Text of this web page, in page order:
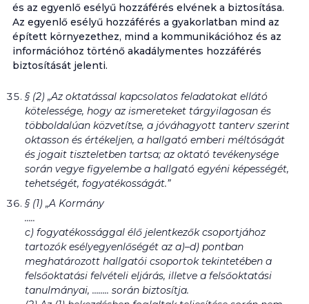
és az egyenlő esélyű hozzáférés elvének a biztosítása.
Az egyenlő esélyű hozzáférés a gyakorlatban mind az
épített környezethez, mind a kommunikációhoz és az
információhoz történő akadálymentes hozzáférés
biztosítását jelenti.
§ (2) „Az oktatással kapcsolatos feladatokat ellátó
kötelessége, hogy az ismereteket tárgyilagosan és
többoldalúan közvetítse, a jóváhagyott tanterv szerint
oktasson és értékeljen, a hallgató emberi méltóságát
és jogait tiszteletben tartsa; az oktató tevékenysége
során vegye figyelembe a hallgató egyéni képességét,
tehetségét, fogyatékosságát.”
§ (1) „A Kormány
…..
c) fogyatékossággal élő jelentkezők csoportjához
tartozók esélyegyenlőségét az a)–d) pontban
meghatározott hallgatói csoportok tekintetében a
felsőoktatási felvételi eljárás, illetve a felsőoktatási
tanulmányai, …….. során biztosítja.